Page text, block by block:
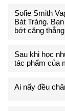
Sofie Smith
Bát Tràng.
bớt căng
Sau khi học
tác phẩm của
Ai nấy đều